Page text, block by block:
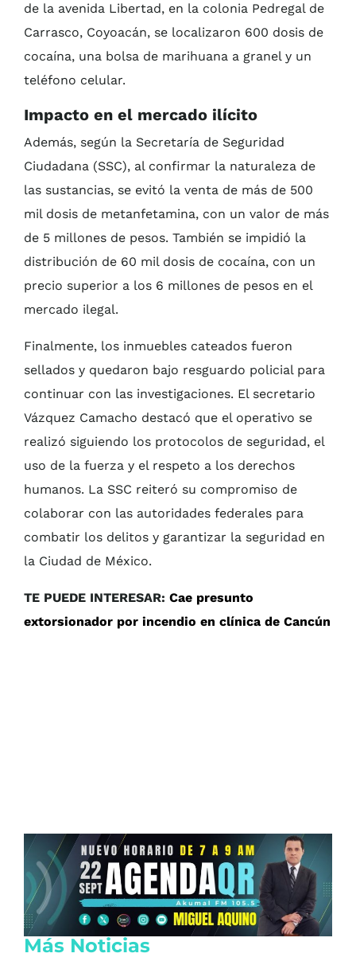
de la avenida Libertad, en la colonia Pedregal de
Carrasco, Coyoacán, se localizaron 600 dosis de
cocaína, una bolsa de marihuana a granel y un
teléfono celular.
Impacto en el mercado ilícito
Además, según la Secretaría de Seguridad
Ciudadana (SSC), al confirmar la naturaleza de
las sustancias, se evitó la venta de más de 500
mil dosis de metanfetamina, con un valor de más
de 5 millones de pesos. También se impidió la
distribución de 60 mil dosis de cocaína, con un
precio superior a los 6 millones de pesos en el
mercado ilegal.
Finalmente, los inmuebles cateados fueron
sellados y quedaron bajo resguardo policial para
continuar con las investigaciones. El secretario
Vázquez Camacho destacó que el operativo se
realizó siguiendo los protocolos de seguridad, el
uso de la fuerza y el respeto a los derechos
humanos. La SSC reiteró su compromiso de
colaborar con las autoridades federales para
combatir los delitos y garantizar la seguridad en
la Ciudad de México.
TE PUEDE INTERESAR: Cae presunto
extorsionador por incendio en clínica de Cancún
Más Noticias